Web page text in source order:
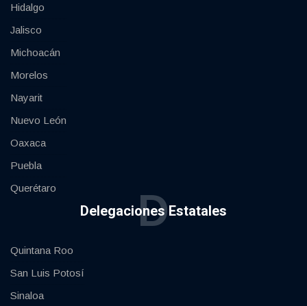
Hidalgo
Jalisco
Michoacán
Morelos
Nayarit
Nuevo León
Oaxaca
Puebla
Querétaro
Delegaciones Estatales
D
Quintana Roo
San Luis Potosí
Sinaloa